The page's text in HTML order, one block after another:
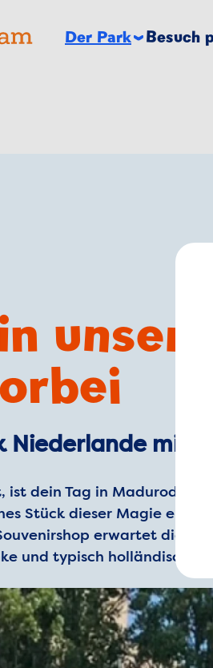
HomepageDer Park Besuch
Niederlande mit
ist dein Tag in Madurodam
Stück dieser Magie
erwartet dich
und typisch holländischer